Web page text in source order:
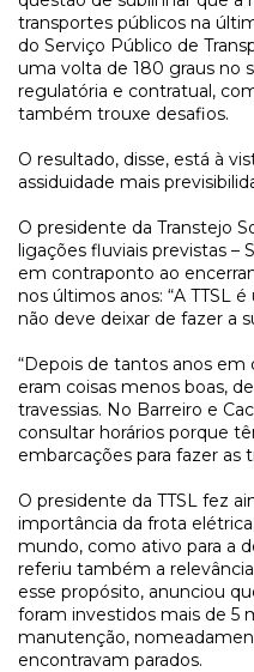
transportes públicos na
do Serviço Público de
uma volta de 180 graus no
regulatória e contratual,
também trouxe desafios.
O resultado, disse, está à
assiduidade mais
O presidente da Transtejo
ligações fluviais previstas –
em contraponto ao
nos últimos anos: “A TTSL
não deve deixar de fazer a
“Depois de tantos anos em
eram coisas menos boas,
travessias. No Barreiro e
consultar horários porque
embarcações para fazer as
O presidente da TTSL fez
importância da frota
mundo, como ativo para a
referiu também a
esse propósito, anunciou
foram investidos mais de 5
manutenção,
encontravam parados.